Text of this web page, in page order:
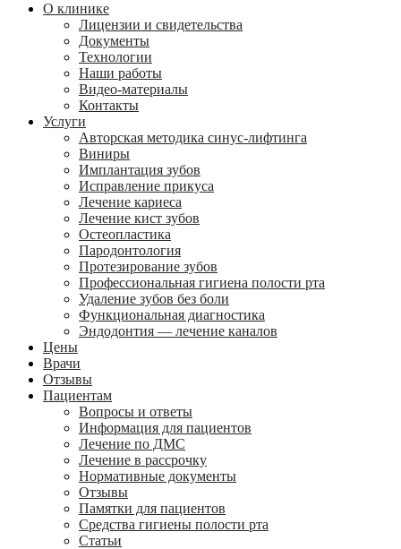
О клинике
Лицензии и свидетельства
Документы
Технологии
Наши работы
Видео-материалы
Контакты
Услуги
Авторская методика синус-лифтинга
Виниры
Имплантация зубов
Исправление прикуса
Лечение кариеса
Лечение кист зубов
Остеопластика
Пародонтология
Протезирование зубов
Профессиональная гигиена полости рта
Удаление зубов без боли
Функциональная диагностика
Эндодонтия — лечение каналов
Цены
Врачи
Отзывы
Пациентам
Вопросы и ответы
Информация для пациентов
Лечение по ДМС
Лечение в рассрочку
Нормативные документы
Отзывы
Памятки для пациентов
Средства гигиены полости рта
Статьи